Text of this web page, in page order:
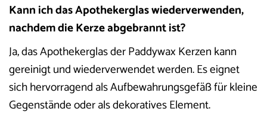
Kann ich das Apothekerglas wiederverwenden,
nachdem die Kerze abgebrannt ist?
Ja, das Apothekerglas der Paddywax Kerzen kann
gereinigt und wiederverwendet werden. Es eignet
sich hervorragend als Aufbewahrungsgefäß für kleine
Gegenstände oder als dekoratives Element.